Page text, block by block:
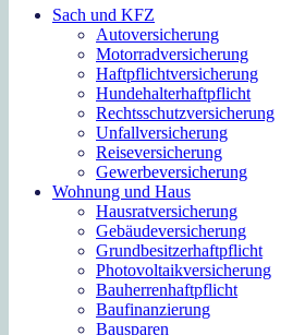
Sach und KFZ
Autoversicherung
Motorradversicherung
Haftpflichtversicherung
Hundehalterhaftpflicht
Rechtsschutzversicherung
Unfallversicherung
Reiseversicherung
Gewerbeversicherung
Wohnung und Haus
Hausratversicherung
Gebäudeversicherung
Grundbesitzerhaftpflicht
Photovoltaikversicherung
Bauherrenhaftpflicht
Baufinanzierung
Bausparen